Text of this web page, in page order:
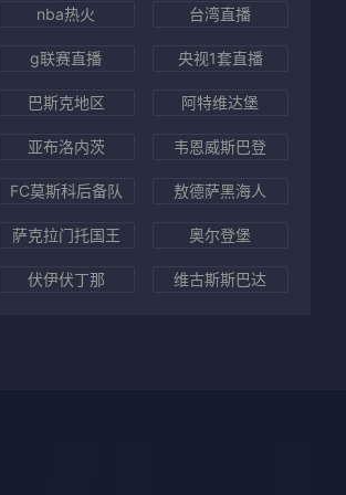
nba热火 台湾直播
g联赛直播 央视1套直播
巴斯克地区 阿特维达堡
亚布洛内茨 韦恩威斯巴登
FC莫斯科后备队 敖德萨黑海人
萨克拉门托国王 奥尔登堡
伏伊伏丁那 维古斯斯巴达